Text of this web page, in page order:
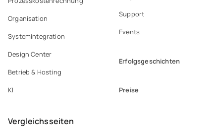
Organisation
Systemintegration
Design Center
Betrieb & Hosting
KI
Support
Events
Erfolgsgeschichten
Preise
Vergleichsseiten